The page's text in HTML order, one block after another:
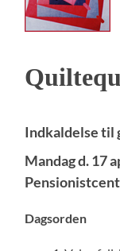
Indkaldelse til
Mandag d. 17
Dagsorden